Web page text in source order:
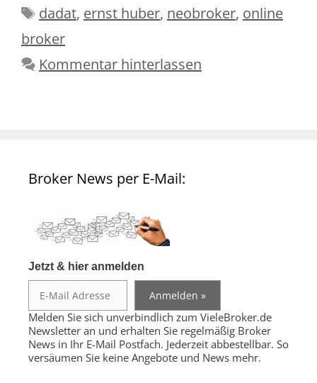
Schlagwörter
dadat, ernst huber, neobroker, online
broker
Kommentar hinterlassen
Broker News per E-Mail:
Jetzt & hier anmelden
Melden Sie sich unverbindlich zum VieleBroker.de
Newsletter an und erhalten Sie regelmäßig Broker
News in Ihr E-Mail Postfach. Jederzeit abbestellbar. So
versäumen Sie keine Angebote und News mehr.